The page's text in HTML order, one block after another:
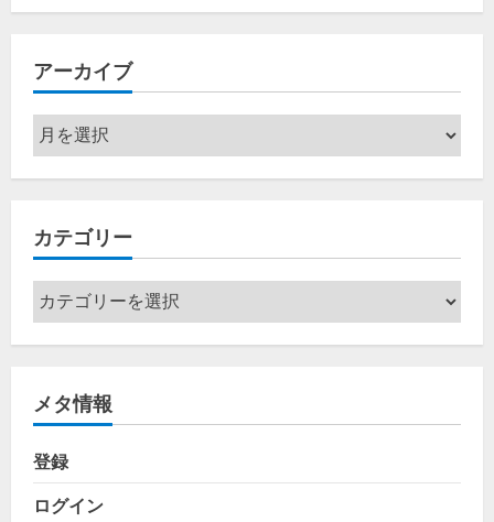
アーカイブ
ア
ー
カ
ブ
カテゴリー
カ
テ
ゴ
ー
メタ情報
登録
ログイン